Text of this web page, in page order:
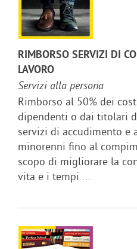
RIMBORSO SERVIZI DI
LAVORO
Servizi alla persona
Rimborso al 50% dei
dipendenti o dai titolari
servizi di accudimento e
minorenni fino al
scopo di migliorare la
vita e i tempi ...